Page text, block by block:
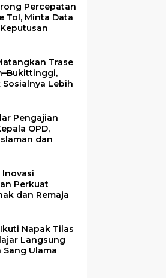
Percepatan
Tol, Minta Data
Trase
Sosialnya Lebih
Pengajian
OPD,
dan
Inovasi
Perkuat
dan Remaja
Napak Tilas
Langsung
Ulama